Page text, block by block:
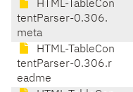
HTML-TableCon
tentParser-0.306.
meta
HTML-TableCon
tentParser-0.306.r
eadme